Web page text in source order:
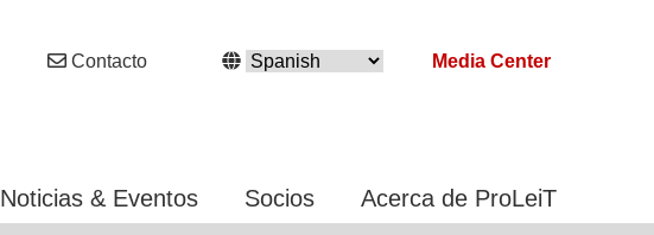
Contacto Media Center
Noticias & Eventos Socios Acerca de ProLeiT